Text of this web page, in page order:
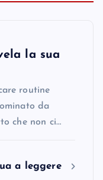
la sua
routine
da
che non ci…
a leggere